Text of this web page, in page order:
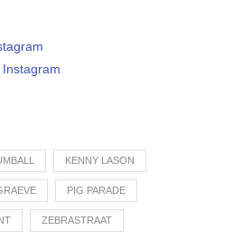
Instagram
KENNY LASON
PIG PARADE
ZEBRASTRAAT